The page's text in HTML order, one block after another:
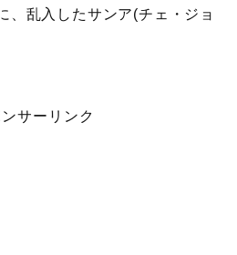
、乱入したサンア(チェ・ジョ
サーリンク